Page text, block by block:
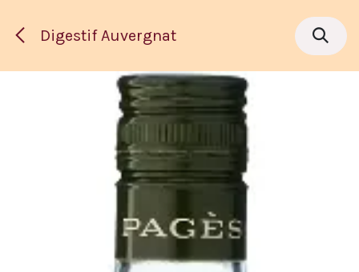
Digestif Auvergnat